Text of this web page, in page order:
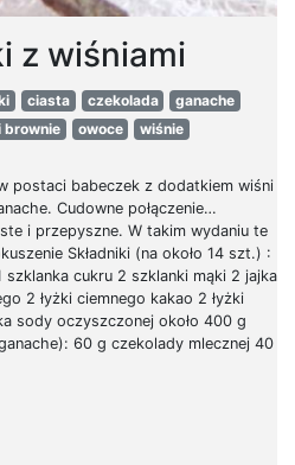
z wiśniami
ciasta czekolada
ganache
brownie owoce
wiśnie
postaci babeczek z dodatkiem wiśni
Cudowne połączenie…
i przepyszne. W takim wydaniu te
Składniki (na około 14 szt.) :
szklanka cukru 2 szklanki mąki 2 jajka
2 łyżki ciemnego kakao 2 łyżki
sody oczyszczonej około 400 g
60 g czekolady mlecznej 40